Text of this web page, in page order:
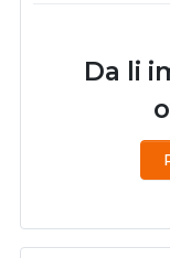
Da li